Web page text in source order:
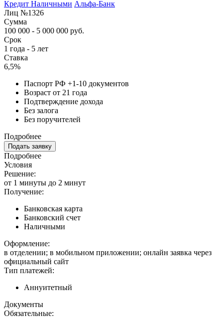
Кредит Наличными Альфа-Банк
Лиц №1326
Сумма
100 000 - 5 000 000 руб.
Срок
1 года - 5 лет
Ставка
6,5%
Паспорт РФ +1-10 документов
Возраст от 21 года
Подтверждение дохода
Без залога
Без поручителей
Подробнее
Подать заявку
Подробнее
Условия
Решение:
от 1 минуты до 2 минут
Получение:
Банковская карта
Банковский счет
Наличными
Оформление:
в отделении; в мобильном приложении; онлайн заявка через
официальный сайт
Тип платежей:
Аннуитетный
Документы
Обязательные: